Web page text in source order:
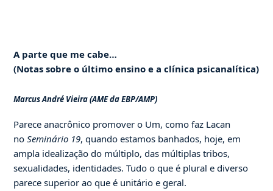
A parte que me cabe…
(Notas sobre o último ensino e a clínica psicanalítica)
Marcus André Vieira (AME da EBP/AMP)
Parece anacrônico promover o Um, como faz Lacan
noSeminário 19, quando estamos banhados, hoje, em
ampla idealização do múltiplo, das múltiplas tribos,
sexualidades, identidades. Tudo o que é plural e diverso
parece superior ao que é unitário e geral.